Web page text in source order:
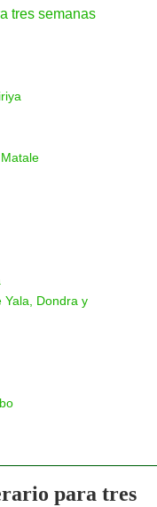
tres semanas
Yala, Dondra y
para tres